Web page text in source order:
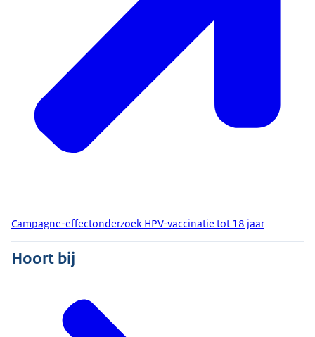
Campagne-effectonderzoek HPV-vaccinatie tot 18 jaar
Hoort bij